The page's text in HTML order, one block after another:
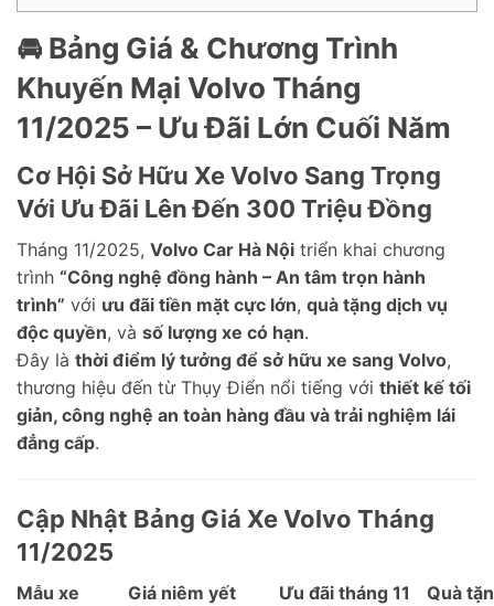
🚘 Bảng Giá & Chương Trình
Khuyến Mại Volvo Tháng
11/2025 – Ưu Đãi Lớn Cuối Năm
Cơ Hội Sở Hữu Xe Volvo Sang Trọng
Với Ưu Đãi Lên Đến 300 Triệu Đồng
Tháng 11/2025, Volvo Car Hà Nội triển khai chương
trình “Công nghệ đồng hành – An tâm trọn hành
trình” với ưu đãi tiền mặt cực lớn, quà tặng dịch vụ
độc quyền, và số lượng xe có hạn.
Đây là thời điểm lý tưởng để sở hữu xe sang Volvo,
thương hiệu đến từ Thụy Điển nổi tiếng với thiết kế tối
giản, công nghệ an toàn hàng đầu và trải nghiệm lái
đẳng cấp.
Cập Nhật Bảng Giá Xe Volvo Tháng
11/2025
Mẫu xe
Giá niêm yết
Ưu đãi tháng 11
Quà